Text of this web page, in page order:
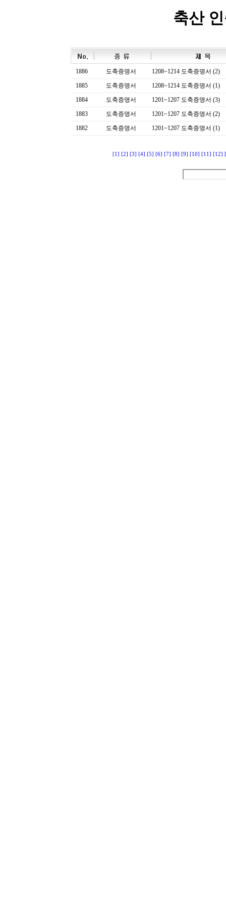
축산
1886 도축증명서
1208~1214 도축증명서 (2)
1885
도축증명서
1208~1214 도축증명서 (1)
1884
도축증명서
1201~1207 도축증명서 (3)
1883
도축증명서
1201~1207 도축증명서 (2)
1882
도축증명서 1201~1207 도축증명서 (1)
[1] [2] [3] [4] [5] [6] [7] [8] [9] [10] [11] [12]